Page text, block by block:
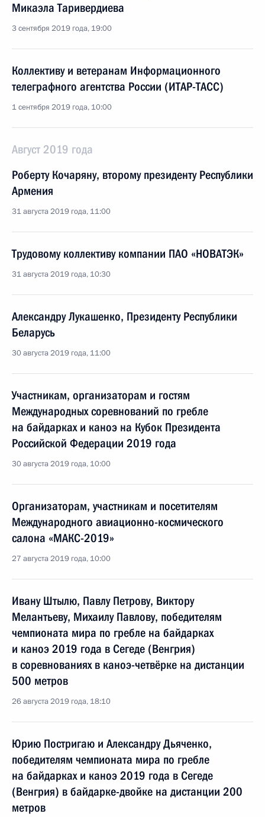
Микаэла Таривердиева
3 сентября 2019 года, 19:00
Коллективу и ветеранам Информационного
телеграфного агентства России (ИТАР-ТАСС)
1 сентября 2019 года, 10:00
Август 2019 года
Роберту Кочаряну, второму президенту Республики
Армения
31 августа 2019 года, 11:00
Трудовому коллективу компании ПАО «НОВАТЭК»
31 августа 2019 года, 10:30
Александру Лукашенко, Президенту Республики
Беларусь
30 августа 2019 года, 11:00
Участникам, организаторам и гостям
Международных соревнований по гребле
на байдарках и каноэ на Кубок Президента
Российской Федерации 2019 года
30 августа 2019 года, 10:00
Организаторам, участникам и посетителям
Международного авиационно-космического
салона «МАКС-2019»
27 августа 2019 года, 10:00
Ивану Штылю, Павлу Петрову, Виктору
Мелантьеву, Михаилу Павлову, победителям
чемпионата мира по гребле на байдарках
и каноэ 2019 года в Сегеде (Венгрия)
в соревнованиях в каноэ-четвёрке на дистанции
500 метров
26 августа 2019 года, 18:10
Юрию Постригаю и Александру Дьяченко,
победителям чемпионата мира по гребле
на байдарках и каноэ 2019 года в Сегеде
(Венгрия) в байдарке-двойке на дистанции 200
метров